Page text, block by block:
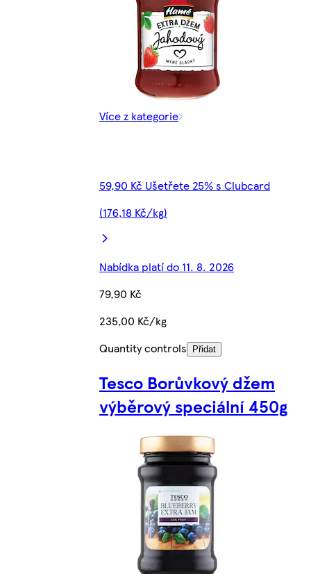
Více z kategorie
59,90 Kč Ušetřete 25% s Clubcard
(176,18 Kč/kg)
Nabídka platí do 11. 8. 2026
79,90 Kč
235,00 Kč/kg
Quantity controls
Přidat
Tesco Borůvkový džem
výběrový speciální 450g